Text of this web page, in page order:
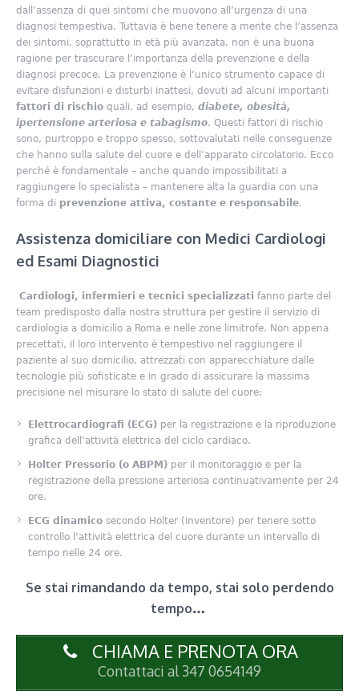
dall’assenza di quei sintomi che muovono all’urgenza di una
diagnosi tempestiva. Tuttavia è bene tenere a mente che l’assenza
dei sintomi, soprattutto in età più avanzata, non è una buona
ragione per trascurare l’importanza della prevenzione e della
diagnosi precoce. La prevenzione è l’unico strumento capace di
evitare disfunzioni e disturbi inattesi, dovuti ad alcuni importanti
fattori di rischio quali, ad esempio, diabete, obesità,
ipertensione arteriosa e tabagismo. Questi fattori di rischio
sono, purtroppo e troppo spesso, sottovalutati nelle conseguenze
che hanno sulla salute del cuore e dell’apparato circolatorio. Ecco
perché è fondamentale – anche quando impossibilitati a
raggiungere lo specialista – mantenere alta la guardia con una
forma di prevenzione attiva, costante e responsabile.
Assistenza domiciliare con Medici Cardiologi
ed Esami Diagnostici
Cardiologi, infermieri e tecnici specializzati fanno parte del
team predisposto dalla nostra struttura per gestire il servizio di
cardiologia a domicilio a Roma e nelle zone limitrofe. Non appena
precettati, il loro intervento è tempestivo nel raggiungere il
paziente al suo domicilio, attrezzati con apparecchiature dalle
tecnologie più sofisticate e in grado di assicurare la massima
precisione nel misurare lo stato di salute del cuore:
Elettrocardiografi (ECG) per la registrazione e la riproduzione
grafica dell’attività elettrica del ciclo cardiaco.
Holter Pressorio (o ABPM) per il monitoraggio e per la
registrazione della pressione arteriosa continuativamente per 24
ore.
ECG dinamico secondo Holter (inventore) per tenere sotto
controllo l’attività elettrica del cuore durante un intervallo di
tempo nelle 24 ore.
Se stai rimandando da tempo, stai solo perdendo
tempo…
CHIAMA E PRENOTA ORA
Contattaci al 347 0654149